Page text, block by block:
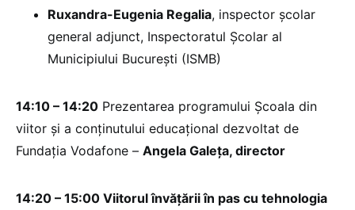
Ruxandra-Eugenia Regalia, inspector școlar
general adjunct, Inspectoratul Școlar al
Municipiului București (ISMB)
14:10 – 14:20 Prezentarea programului Școala din
viitor și a conținutului educațional dezvoltat de
Fundația Vodafone – Angela Galeța, director
14:20 – 15:00 Viitorul învățării în pas cu tehnologia